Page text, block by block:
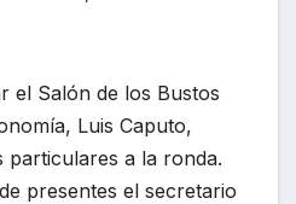
el Salón de los Bustos
Luis Caputo,
particulares a la ronda.
presentes el secretario